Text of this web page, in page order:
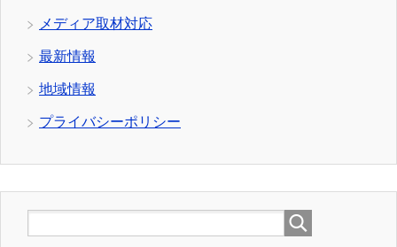
メディア取材対応
最新情報
地域情報
プライバシーポリシー